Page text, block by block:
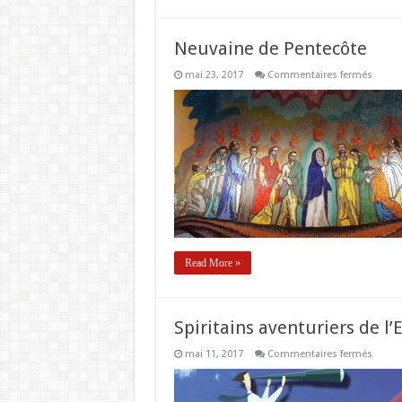
Neuvaine de Pentecôte
mai 23, 2017 Commentaires ferméssur
Read More »
Spiritains aventuriers de
mai 11, 2017 Commentaires ferméssur